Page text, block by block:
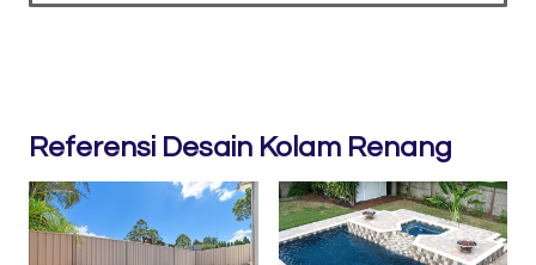
Referensi Desain Kolam Renang